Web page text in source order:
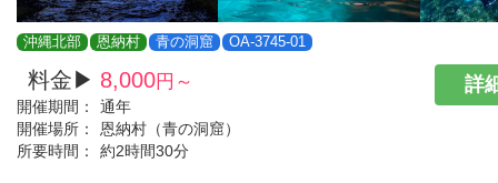
沖縄北部 恩納村 青の洞窟 OA-3745-01
料金▶ 8,000円～
開催期間：
通年
開催場所：
恩納村（青の洞窟）
所要時間：
約2時間30分
詳